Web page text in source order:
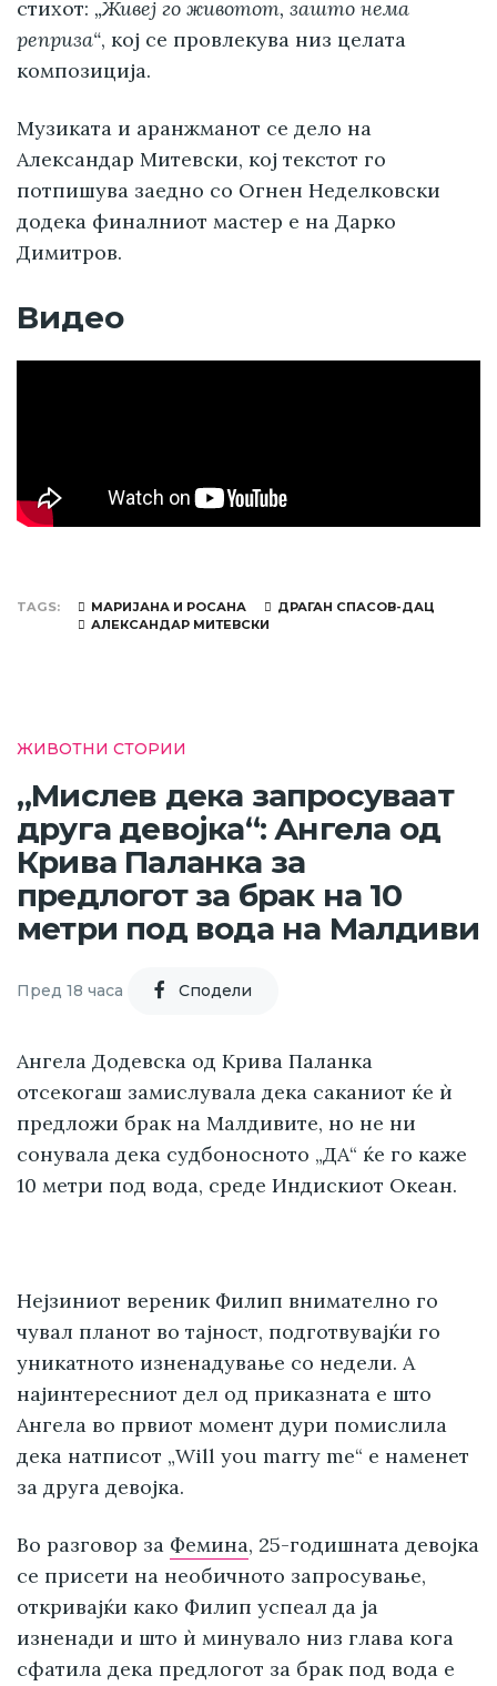
стихот: „Живеј го животот, зашто нема
реприза“, кој се провлекува низ целата
композиција.
Музиката и аранжманот се дело на
Александар Митевски, кој текстот го
потпишува заедно со Огнен Неделковски
додека финалниот мастер е на Дарко
Димитров.
Видео
TAGS МАРИЈАНА И РОСАНА
ДРАГАН СПАСОВ-ДАЦ
АЛЕКСАНДАР МИТЕВСКИ
ЖИВОТНИ СТОРИИ
„Мислев дека запросуваат
друга девојка“: Ангела од
Крива Паланка за
предлогот за брак на 10
метри под вода на Малдиви
Пред 18 часа Cподели
Ангела Додевска од Крива Паланка
отсекогаш замислувала дека саканиот ќе ѝ
предложи брак на Малдивите, но не ни
сонувала дека судбоносното „ДА“ ќе го каже
10 метри под вода, среде Индискиот Океан.
Нејзиниот вереник Филип внимателно го
чувал планот во тајност, подготвувајќи го
уникатното изненадување со недели. А
најинтересниот дел од приказната е што
Ангела во првиот момент дури помислила
дека натписот „Will you marry me“ е наменет
за друга девојка.
Во разговор за Фемина, 25-годишната девојка
се присети на необичното запросување,
откривајќи како Филип успеал да ја
изненади и што ѝ минувало низ глава кога
сфатила дека предлогот за брак под вода е